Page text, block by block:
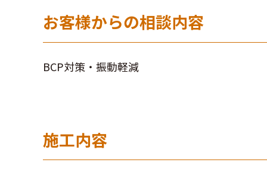
お客様からの相談内容
BCP対策・振動軽減
施工内容